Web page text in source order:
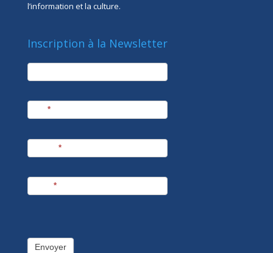
l’information et la culture.
Inscription à la Newsletter
newsletter
*
*
*
Envoyer